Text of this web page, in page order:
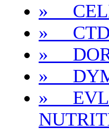
»
» CTD
»
»
»